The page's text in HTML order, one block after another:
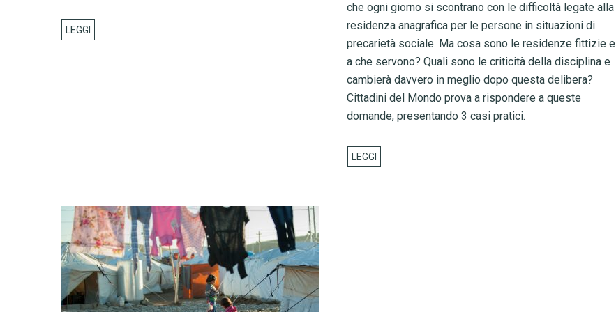
che ogni giorno si scontrano con le difficoltà legate alla
residenza anagrafica per le persone in situazioni di
precarietà sociale. Ma cosa sono le residenze fittizie e
a che servono? Quali sono le criticità della disciplina e
cambierà davvero in meglio dopo questa delibera?
Cittadini del Mondo prova a rispondere a queste
domande, presentando 3 casi pratici.